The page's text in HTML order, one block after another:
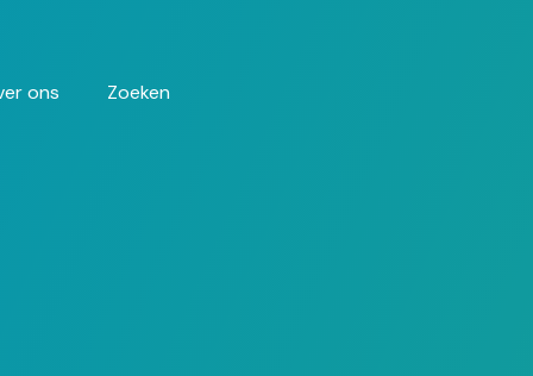
ons Zoeken